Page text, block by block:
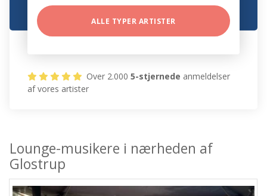
ALLE TYPER ARTISTER
Over 2.0005-stjernede anmeldelser
af vores artister
Lounge-musikere i nærheden af
Glostrup